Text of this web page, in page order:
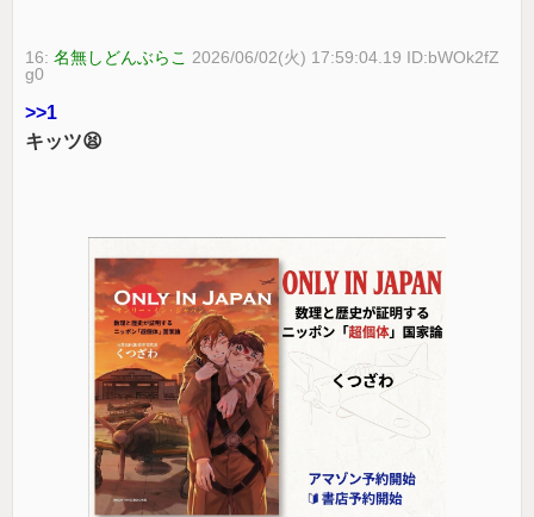
16:名無しどんぶらこ 2026/06/02(火) 17:59:04.19 ID:bWOk2fZ
g0
>>1
キッツ😫